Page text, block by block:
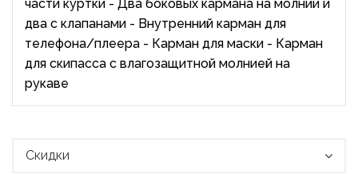
части куртки - Два боковых кармана на молнии и
два с клапанами - Внутренний карман для
телефона/плеера - Карман для маски - Карман
для скипасса с влагозащитной молнией на
рукаве
Скидки